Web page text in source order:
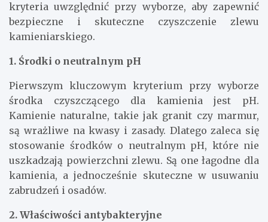
kryteria uwzględnić przy wyborze, aby zapewnić
bezpieczne i skuteczne czyszczenie zlewu
kamieniarskiego.
1. Środki o neutralnym pH
Pierwszym kluczowym kryterium przy wyborze
środka czyszczącego dla kamienia jest pH.
Kamienie naturalne, takie jak granit czy marmur,
są wrażliwe na kwasy i zasady. Dlatego zaleca się
stosowanie środków o neutralnym pH, które nie
uszkadzają powierzchni zlewu. Są one łagodne dla
kamienia, a jednocześnie skuteczne w usuwaniu
zabrudzeń i osadów.
2. Właściwości antybakteryjne